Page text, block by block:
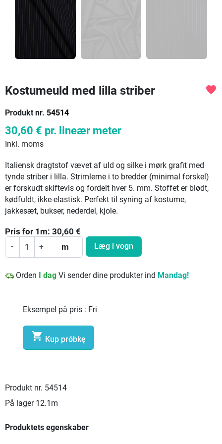
Kostumeuld med lilla striber
Produkt nr. 54514
favorite
30,60 € pr. lineær meter
Inkl. moms
Italiensk dragtstof vævet af uld og silke i mørk grafit med
tynde striber i lilla. Strimlerne i to bredder (minimal forskel)
er forskudt skiftevis og fordelt hver 5. mm. Stoffet er blødt,
kødfuldt, ikke-elastisk. Perfekt til syning af kostume,
jakkesæt, bukser, nederdel, kjole.
Pris for 1 m: 30,60 €
- + m Læg i vogn
Orden I dag Vi sender dine produkter ind Mandag!
Eksempel på pris : Fri
 Kup próbkę
Produkt nr. 54514
På lager 12.1m
Produktets egenskaber